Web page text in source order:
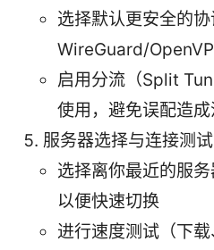
选择默认更安全的
WireGuard/
启用分流（Split
使用，避免误配造
服务器选择与连接测试
选择离你最近的服
以便快速切换
进行速度测试（下